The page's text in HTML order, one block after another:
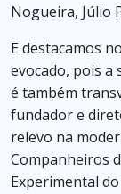
Nogueira, Júlio
E destacamos
evocado, pois
é também
fundador e
relevo na
Companheiros
Experimental